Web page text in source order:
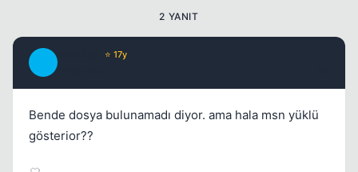
2 YANIT
⭐ 17y
Bende dosya bulunamadı diyor. ama hala msn yüklü
gösterior??